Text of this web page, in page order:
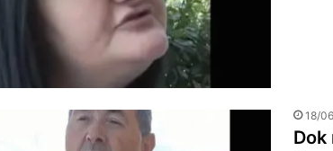
18/
Dok